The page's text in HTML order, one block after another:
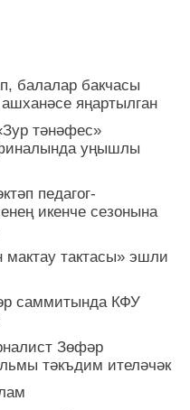
балалар бакчасы
ашханәсе яңартылган
тәнәфес»
уңышлы
педагог-
икенче сезонына
мактау тактасы» эшли
саммитында КФУ
Зөфәр
тәкъдим ителәчәк